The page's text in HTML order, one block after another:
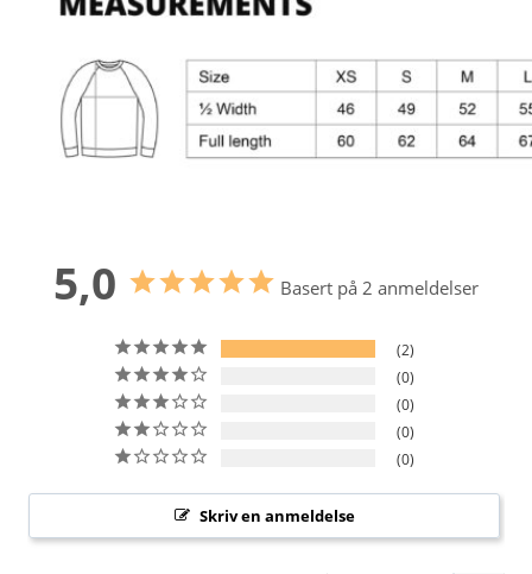
5,0 Basert på 2 anmeldelser
2
0
0
0
0
Skriv en anmeldelse